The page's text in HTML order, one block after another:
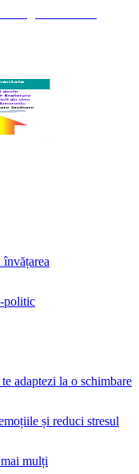
politic
adaptezi la o schimbare
și reduci stresul
mulți